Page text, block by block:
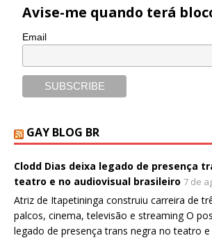
Avise-me quando terá
Email
GAY BLOG BR
Clodd Dias deixa legado de presença
teatro e no audiovisual brasileiro 7 de
Atriz de Itapetininga construiu carreira de
palcos, cinema, televisão e streaming O
legado de presença trans negra no teatro